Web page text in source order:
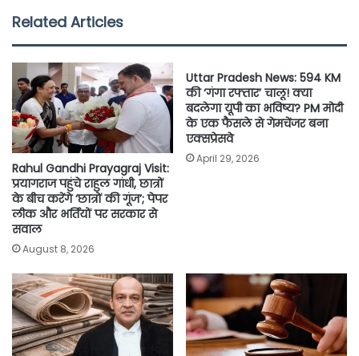
e
o
o
k
t
e
r
t
A
p
p
n
k
Related Articles
Rahul Gandhi Prayagraj Visit:
प्रयागराज पहुंचे राहुल गांधी, छात्रों
के बीच करेंगे ‘छात्रों की गूंज’; पेपर
लीक और भर्तियों पर सरकार से
सवाल
August 8, 2026
Uttar Pradesh News: 594 KM
की ‘गंगा रफ्तार’ चालू! क्या
बदलेगा यूपी का भविष्य? PM मोदी
के एक फैसले से गेमचेंजर बना
एक्सप्रेसवे
April 29, 2026